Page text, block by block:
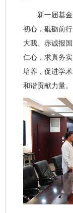
新一届基金
初心，砥砺前
大我、赤诚报
仁心，求真务
培养，促进学
和谐贡献力量。